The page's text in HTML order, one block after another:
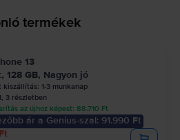
termékek
13
128 GB, Nagyon jó
kiszállítás: 1-3 munkanap
3 részletben
az újhoz képest: 88.710 Ft
ár a Genius-szal: 91.990 Ft